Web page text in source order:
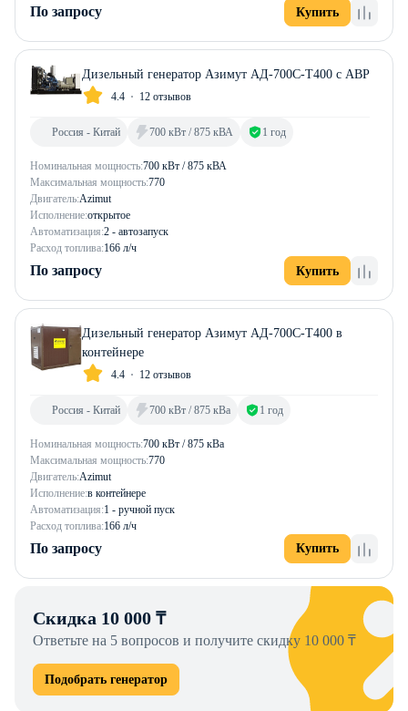
По запросу Купить
Дизельный генератор Азимут АД-700С-Т400 с АВР
4.4 12 отзывов
Номинальная мощность:700 кВт / 875 кВА
Максимальная мощность:770
Двигатель:Azimut
Исполнение:открытое
Автоматизация:2 - автозапуск
Расход топлива:166 л/ч
Россия - Китай 700 кВт / 875 кВА 1 год
По запросу Купить
Дизельный генератор Азимут АД-700С-Т400 в
контейнере
4.4 12 отзывов
Номинальная мощность:700 кВт / 875 кВа
Максимальная мощность:770
Двигатель:Azimut
Исполнение:в контейнере
Автоматизация:1 - ручной пуск
Расход топлива:166 л/ч
Россия - Китай 700 кВт / 875 кВа 1 год
По запросу Купить
Скидка 10 000 ₸
Ответьте на 5 вопросов и получите скидку 10 000 ₸
Подобрать генератор